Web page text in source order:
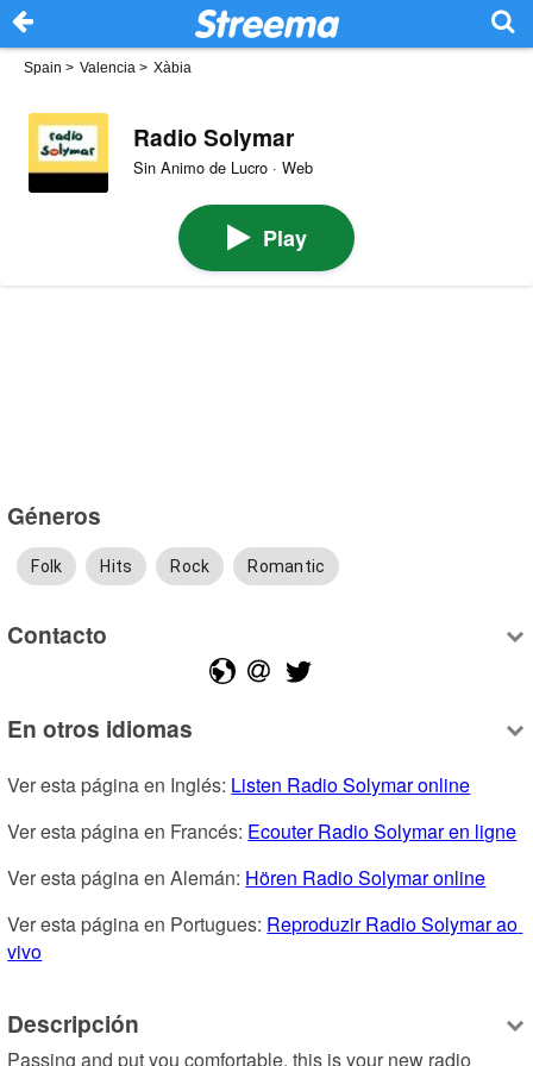
Spain > Valencia > Xàbia
Radio Solymar
Sin Animo de Lucro · Web
Play
Géneros
Folk Hits Rock Romantic
Contacto
En otros idiomas
Ver esta página en Inglés: Listen Radio Solymar online
Ver esta página en Francés: Ecouter Radio Solymar en ligne
Ver esta página en Alemán: Hören Radio Solymar online
Ver esta página en Portugues: Reproduzir Radio Solymar ao
vivo
Descripción
Passing and put you comfortable, this is your new radio